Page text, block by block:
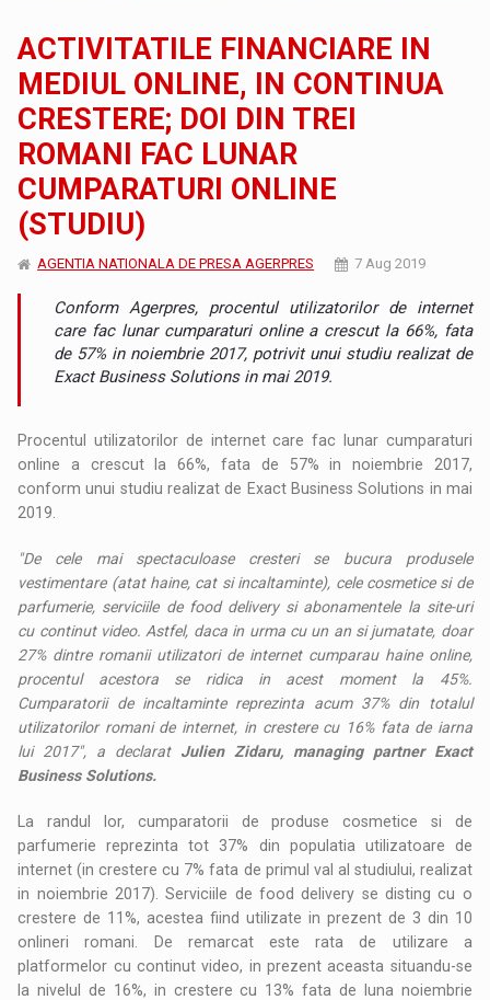
ACTIVITATILE FINANCIARE IN
MEDIUL ONLINE, IN CONTINUA
CRESTERE; DOI DIN TREI
ROMANI FAC LUNAR
CUMPARATURI ONLINE
(STUDIU)
AGENTIA NATIONALA DE PRESA AGERPRES 7 Aug 2019
Conform Agerpres, procentul utilizatorilor de internet
care fac lunar cumparaturi online a crescut la 66%, fata
de 57% in noiembrie 2017, potrivit unui studiu realizat de
Exact Business Solutions in mai 2019.
Procentul utilizatorilor de internet care fac lunar cumparaturi
online a crescut la 66%, fata de 57% in noiembrie 2017,
conform unui studiu realizat de Exact Business Solutions in mai
2019.
"De cele mai spectaculoase cresteri se bucura produsele
vestimentare (atat haine, cat si incaltaminte), cele cosmetice si de
parfumerie, serviciile de food delivery si abonamentele la site-uri
cu continut video. Astfel, daca in urma cu un an si jumatate, doar
27% dintre romanii utilizatori de internet cumparau haine online,
procentul acestora se ridica in acest moment la 45%.
Cumparatorii de incaltaminte reprezinta acum 37% din totalul
utilizatorilor romani de internet, in crestere cu 16% fata de iarna
lui 2017", a declarat Julien Zidaru, managing partner Exact
Business Solutions.
La randul lor, cumparatorii de produse cosmetice si de
parfumerie reprezinta tot 37% din populatia utilizatoare de
internet (in crestere cu 7% fata de primul val al studiului, realizat
in noiembrie 2017). Serviciile de food delivery se disting cu o
crestere de 11%, acestea fiind utilizate in prezent de 3 din 10
onlineri romani. De remarcat este rata de utilizare a
platformelor cu continut video, in prezent aceasta situandu-se
la nivelul de 16%, in crestere cu 13% fata de luna noiembrie